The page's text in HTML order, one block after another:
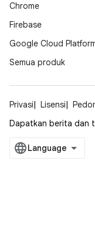
Chrome
Firebase
Google Cloud
Semua produk
Privasi Lisensi
Dapatkan berita dan